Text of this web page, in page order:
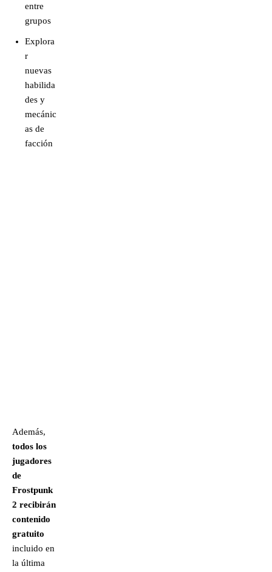
entre
grupos
Explora
r
nuevas
habilida
des y
mecánic
as de
facción
Además,
todos los
jugadores
de
Frostpunk
2 recibirán
contenido
gratuito
incluido en
la última